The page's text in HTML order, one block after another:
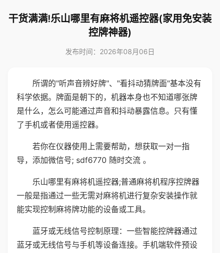
干货满满!乐山哪里有麻将机遥控器(家用免安装
控牌神器)
发布时间：2026年08月06日
所谓的"听声音辨好牌"、"看抖动猜牌面"基本没有
科学依据。牌面是朝下的，机器本身也不知道哪张牌
是什么，怎么可能通过声音和抖动暴露信息。只有懂
了手机或者使用遥控器。
若你在仪器使用上需要帮助，想获取一对一指
导，添加微信号; sdf6770 随时交流 。
乐山哪里有麻将机遥控器;普通麻将机程序控牌器
一般是指通过一些无需对麻将机进行复杂安装操作就
能实现控制麻将牌功能的设备或工具。
蓝牙或无线信号控制原理：一些智能控牌器通过
蓝牙或无线信号与手机等设备连接。手机端软件预设